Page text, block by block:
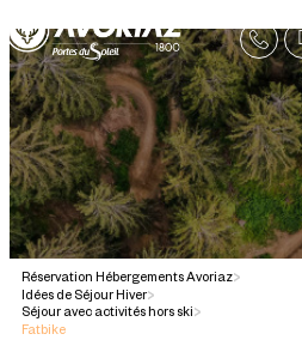
Réservation Hébergements Avoriaz>
Idées de Séjour Hiver>
Séjour avec activités hors ski>
Fatbike